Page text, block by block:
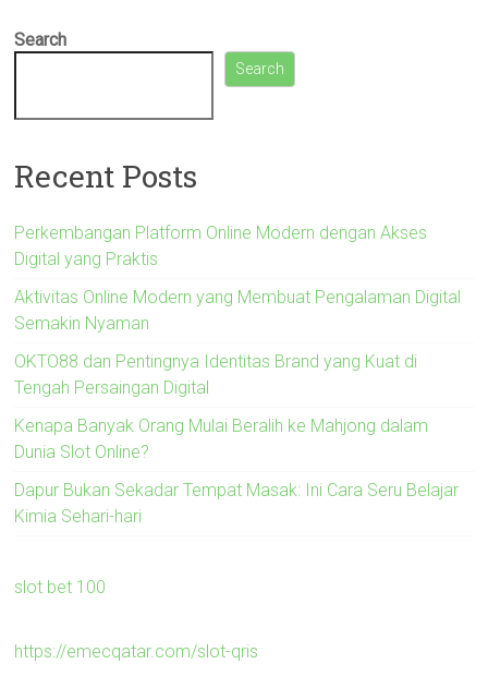
Search
Search
Recent Posts
Perkembangan Platform Online Modern dengan Akses
Digital yang Praktis
Aktivitas Online Modern yang Membuat Pengalaman Digital
Semakin Nyaman
OKTO88 dan Pentingnya Identitas Brand yang Kuat di
Tengah Persaingan Digital
Kenapa Banyak Orang Mulai Beralih ke Mahjong dalam
Dunia Slot Online?
Dapur Bukan Sekadar Tempat Masak: Ini Cara Seru Belajar
Kimia Sehari-hari
slot bet 100
https://emecqatar.com/slot-qris